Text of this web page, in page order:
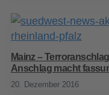
Mainz –
Anschlag macht
20. Dezember 2016